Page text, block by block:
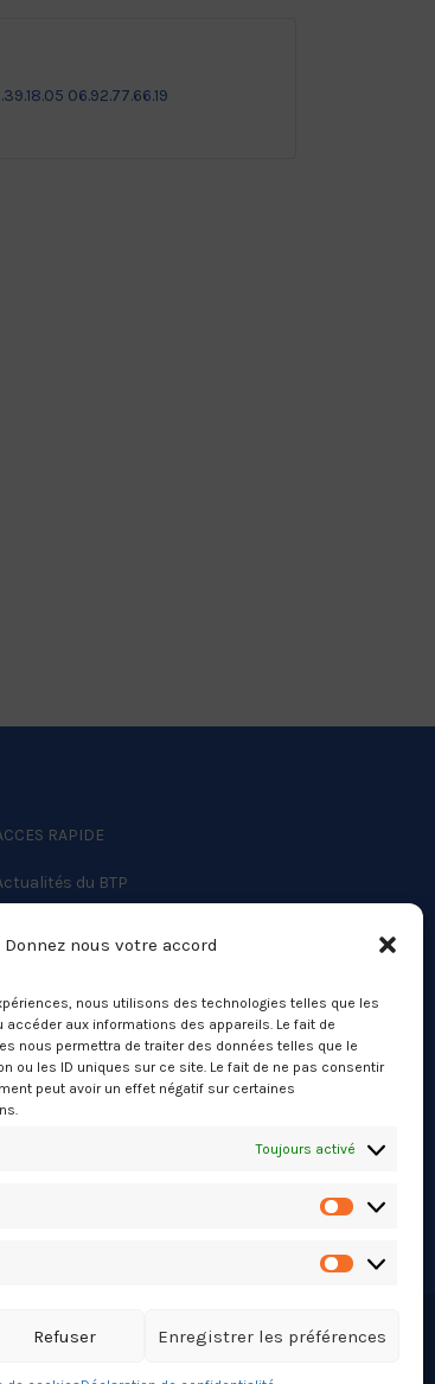
Donnez nous votre accord
nous utilisons des technologies telles que les
aux informations des appareils. Le fait de
nous permettra de traiter des données telles que le
ou les ID uniques sur ce site. Le fait de ne pas consentir
peut avoir un effet négatif sur certaines
Toujours activé
Marketing
Refuser Enregistrer les préférences
06.92.77.66.19
RAPIDE
du BTP
légales
partenaires
de confidentialité